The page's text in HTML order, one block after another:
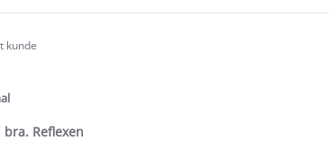
kunde
Reflexen